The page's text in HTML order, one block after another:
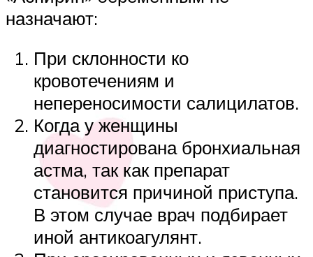
назначают:
При склонности ко
кровотечениям и
непереносимости салицилатов.
Когда у женщины
диагностирована бронхиальная
астма, так как препарат
становится причиной приступа.
В этом случае врач подбирает
иной антикоагулянт.